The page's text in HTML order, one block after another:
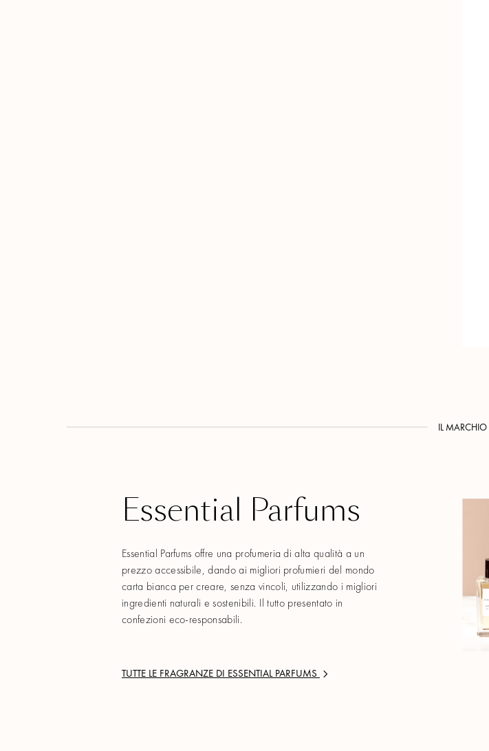
IL MARCHIO
Essential Parfums
Essential Parfums offre una profumeria di alta qualità a un
prezzo accessibile, dando ai migliori profumieri del mondo
carta bianca per creare, senza vincoli, utilizzando i migliori
ingredienti naturali e sostenibili. Il tutto presentato in
confezioni eco-responsabili.
TUTTE LE FRAGRANZE DI ESSENTIAL PARFUMS